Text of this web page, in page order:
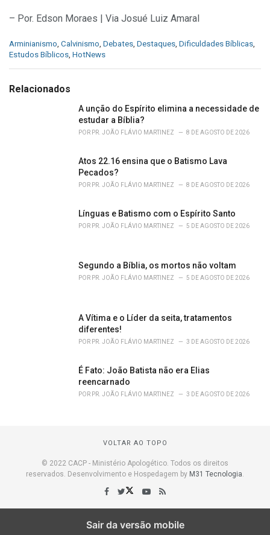
– Por. Edson Moraes | Via Josué Luiz Amaral
C
a
g
Arminianismo, Calvinismo, Debates, Destaques, Dificuldades Bíblicas,
Estudos Bíblicos, HotNews
Relacionados
A unção do Espírito elimina a necessidade de
estudar a Bíblia?
POR PR. JOÃO FLÁVIO MARTINEZ 8 DE AGOSTO DE 2026
Atos 22.16 ensina que o Batismo Lava
Pecados?
POR PR. JOÃO FLÁVIO MARTINEZ 8 DE AGOSTO DE 2026
Línguas e Batismo com o Espírito Santo
POR PR. JOÃO FLÁVIO MARTINEZ 5 DE AGOSTO DE 2026
Segundo a Bíblia, os mortos não voltam
POR PR. JOÃO FLÁVIO MARTINEZ 5 DE AGOSTO DE 2026
A Vítima e o Líder da seita, tratamentos
diferentes!
POR PR. JOÃO FLÁVIO MARTINEZ 3 DE AGOSTO DE 2026
É Fato: João Batista não era Elias
reencarnado
POR PR. JOÃO FLÁVIO MARTINEZ 3 DE AGOSTO DE 2026
VOLTAR AO TOPO
© 2022 CACP - Ministério Apologético. Todos os direitos
reservados. Desenvolvimento e Hospedagem by M31 Tecnologia.
Sair da versão mobile